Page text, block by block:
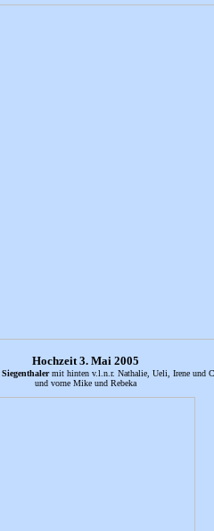
Hochzeit 3. Mai 2005
Siegenthalermit hinten v.l.n.r. Nathalie, Ueli, Irene und
und vorne Mike und Rebeka